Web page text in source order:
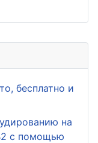
бесплатно и
на
с помощью